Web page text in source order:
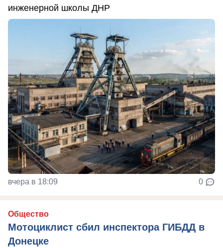
инженерной школы ДНР
вчера в 18:09 0
Общество
Мотоциклист сбил инспектора ГИБДД в
Донецке